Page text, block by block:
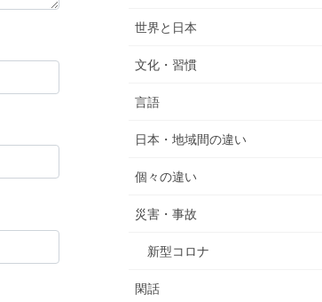
世界と日本
文化・習慣
言語
日本・地域間の違い
個々の違い
災害・事故
新型コロナ
閑話